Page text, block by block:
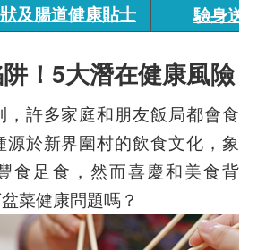
及腸道健康貼士
驗身送
！5大潛在健康風險
，許多家庭和朋友飯局都會食
於新界圍村的飲食文化，象
食足食，然而喜慶和美食背
菜健康問題嗎？